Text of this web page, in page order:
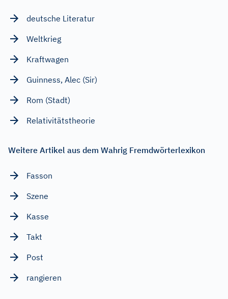
deutsche Literatur
Weltkrieg
Kraftwagen
Guinness, Alec (Sir)
Rom (Stadt)
Relativitätstheorie
Weitere Artikel aus dem Wahrig Fremdwörterlexikon
Fasson
Szene
Kasse
Takt
Post
rangieren